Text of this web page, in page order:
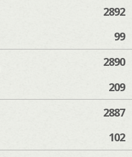
2892
99
2890
209
2887
102